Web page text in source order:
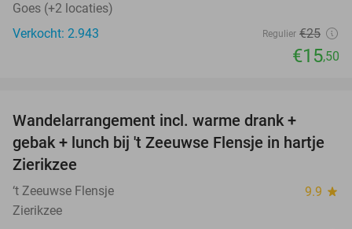
Goes (+2 locaties)
Verkocht: 2.943
Regulier €25
€15,50
Wandelarrangement incl. warme drank +
gebak + lunch bij 't Zeeuwse Flensje in hartje
Zierikzee
‘t Zeeuwse Flensje 9.9 star
Zierikzee